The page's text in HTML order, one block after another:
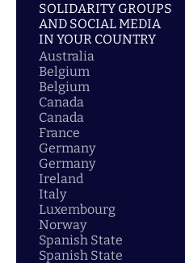
SOLIDARITY GROUPS
AND SOCIAL MEDIA
IN YOUR COUNTRY
Australia
Belgium
Belgium
Canada
Canada
France
Germany
Germany
Ireland
Italy
Luxembourg
Norway
Spanish State
Spanish State